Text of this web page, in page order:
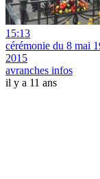
15:13
cérémonie du 8 mai
2015
avranches infos
il y a 11 ans